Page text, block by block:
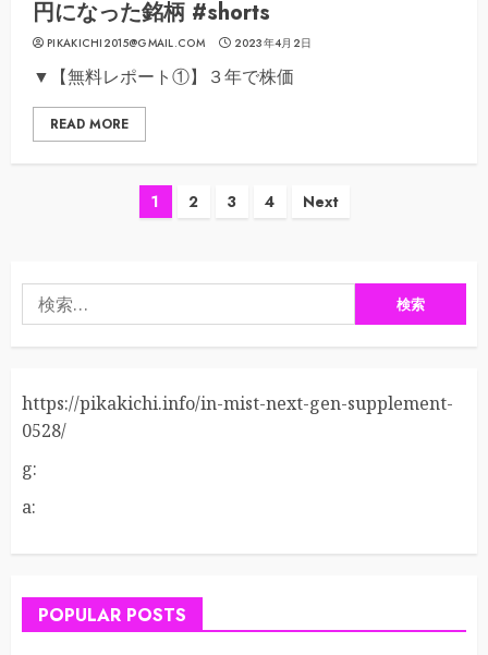
円になった銘柄 #shorts
PIKAKICHI2015@GMAIL.COM 2023年4月2日
▼【無料レポート①】３年で株価
READ MORE
投
の
ペ
ジ
1 2 3 4 Next
索:
https://pikakichi.info/in-mist-next-gen-supplement-
0528/
g:
a:
POPULAR POSTS